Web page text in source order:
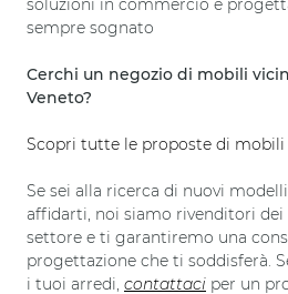
soluzioni in commercio e
sempre sognato
Cerchi un negozio di mobili
Veneto?
Scopri tutte le proposte di mobili
Se sei alla ricerca di nuovi
affidarti, noi siamo rivenditori
settore e ti garantiremo una
progettazione che ti soddisferà.
i tuoi arredi, contattaci per un